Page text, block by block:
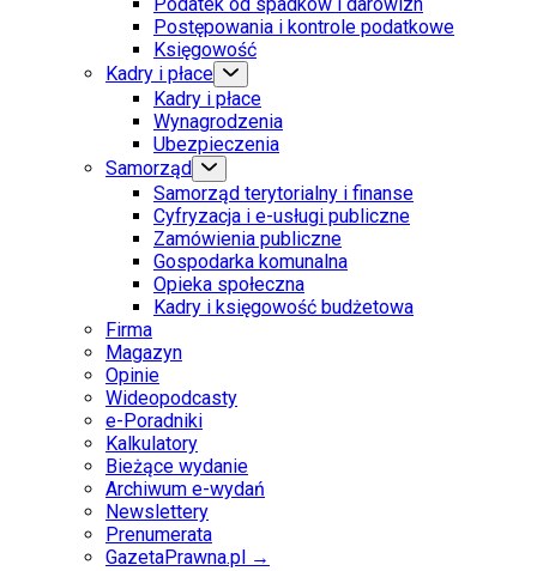
Postępowania i kontrole podatkowe
Księgowość
Kadry i płace
Kadry i płace
Wynagrodzenia
Ubezpieczenia
Samorząd
Samorząd terytorialny i finanse
Cyfryzacja i e-usługi publiczne
Zamówienia publiczne
Gospodarka komunalna
Opieka społeczna
Kadry i księgowość budżetowa
Firma
Magazyn
Opinie
Wideopodcasty
e-Poradniki
Kalkulatory
Bieżące wydanie
Archiwum e-wydań
Newslettery
Prenumerata
GazetaPrawna.pl →